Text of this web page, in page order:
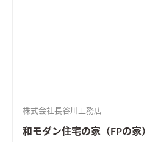
株式会社長谷川工務店
和モダン住宅の家（FPの家）